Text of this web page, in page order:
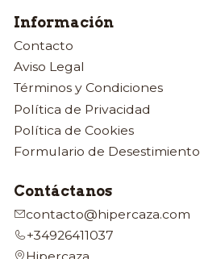
Información
Contacto
Aviso Legal
Términos y Condiciones
Política de Privacidad
Política de Cookies
Formulario de Desestimiento
Contáctanos
contacto@hipercaza.com
+34926411037